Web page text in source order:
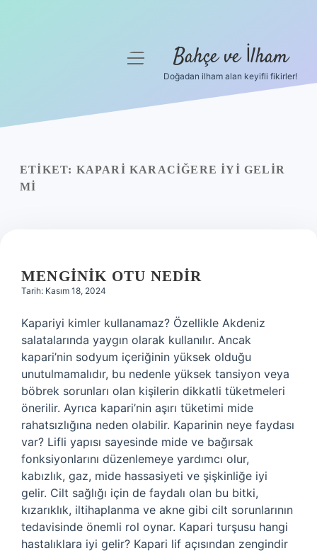
Yasal Uyarı
menüyü
Bahçe ve İlham
Doğadan ilham alan keyifli fikirler!
ETIKET: KAPARI KARACIĞERE IYI GELIR
MI
MENGINIK OTU NEDIR
Tarih: Kasım 18, 2024
Kapariyi kimler kullanamaz? Özellikle Akdeniz
salatalarında yaygın olarak kullanılır. Ancak
kapari’nin sodyum içeriğinin yüksek olduğu
unutulmamalıdır, bu nedenle yüksek tansiyon veya
böbrek sorunları olan kişilerin dikkatli tüketmeleri
önerilir. Ayrıca kapari’nin aşırı tüketimi mide
rahatsızlığına neden olabilir. Kaparinin neye faydası
var? Lifli yapısı sayesinde mide ve bağırsak
fonksiyonlarını düzenlemeye yardımcı olur,
kabızlık, gaz, mide hassasiyeti ve şişkinliğe iyi
gelir. Cilt sağlığı için de faydalı olan bu bitki,
kızarıklık, iltihaplanma ve akne gibi cilt sorunlarının
tedavisinde önemli rol oynar. Kapari turşusu hangi
hastalıklara iyi gelir? Kapari lif açısından zengindir